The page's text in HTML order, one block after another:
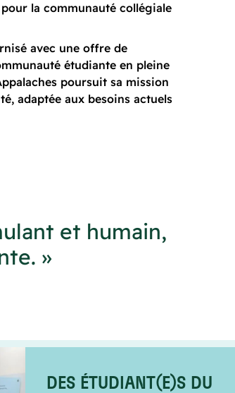
la communauté collégiale
avec une offre de
étudiante en pleine
poursuit sa mission
adaptée aux besoins actuels
et humain,
»
DES ÉTUDIANT(E)S DU